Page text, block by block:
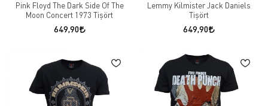
Pink Floyd The Dark Side Of The
Moon Concert 1973 Tişört
649,90
Lemmy Kilmister Jack Daniels
Tişört
649,90